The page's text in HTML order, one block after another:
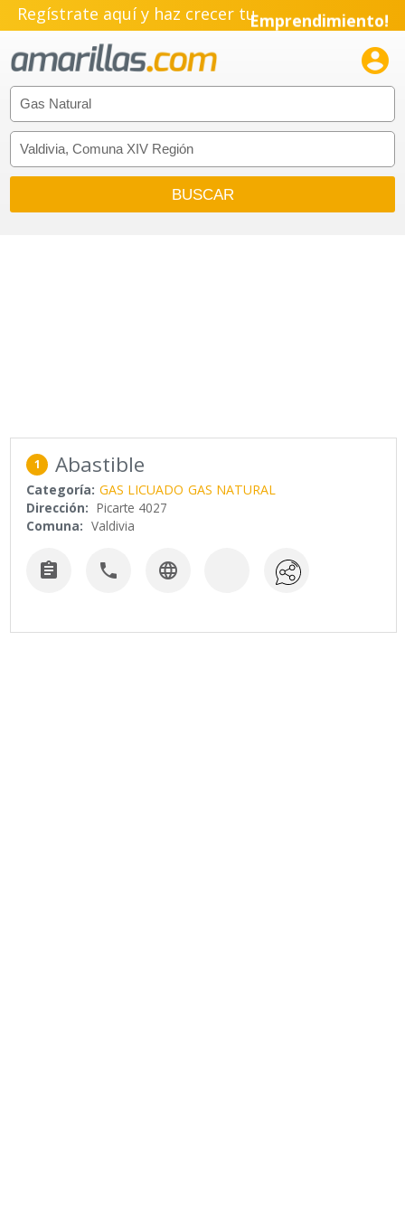
Regístrate aquí y haz crecer tuEmprendimiento!

1 Abastible
Categoría: GAS LICUADO GAS NATURAL
Dirección: Picarte 4027
Comuna: Valdivia
  